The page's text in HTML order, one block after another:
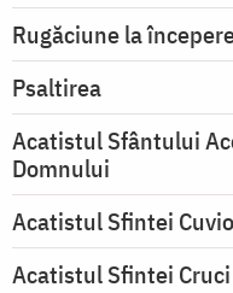
Rugăciune la
Psaltirea
Acatistul Sfântului
Domnului
Acatistul Sfintei
Acatistul Sfintei Cruci